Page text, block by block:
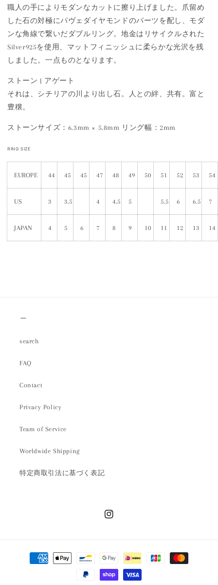
Mare
Ring
の
数
量
を
ら
す
Mare
Ring
の
数
量
を
や
す
職人の手によりモダンなカットに擦り上げました。爪留め
した石の対極にパヴェダイヤモンドのパーツを配し、モダ
ンな角線で繋いだダブルリング。地金はリサイクルされた
Silver925を使用、マットフィニッシュに柔らかな光沢を残
しました。一点ものとなります。
ストーン | アゲート
それは、シチリアの川より出し石。人との絆、共有。富と
豊穣。
ストーンサイズ：6.3mm × 5.8mm リング幅：2mm
RING SIZE
EUROPE 44 45 45 47 48 49 50 51 52 53 54
US 3 3.5 4 4.5 5 5.5 6 6.5 7
JAPAN 4 5 6 7 8 9 10 11 12 13 14
＿
search
FAQ
Contact
Privacy Policy
Team of Service
Worldwide Shipping
特定商取引法に基づく表記
Instagram